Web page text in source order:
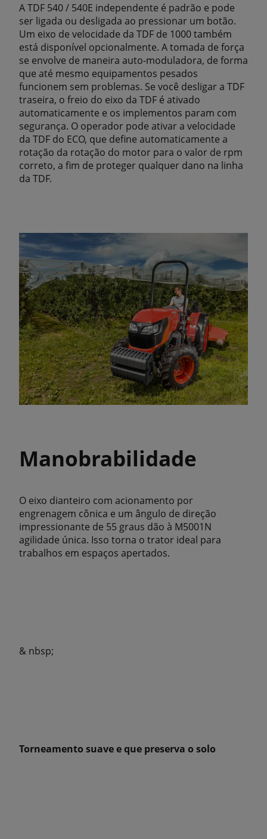
A TDF 540 / 540E independente é padrão e pode
ser ligada ou desligada ao pressionar um botão.
Um eixo de velocidade da TDF de 1000 também
está disponível opcionalmente. A tomada de força
se envolve de maneira auto-moduladora, de forma
que até mesmo equipamentos pesados ​​
funcionem sem problemas. Se você desligar a TDF
traseira, o freio do eixo da TDF é ativado
automaticamente e os implementos param com
segurança. O operador pode ativar a velocidade
da TDF do ECO, que define automaticamente a
rotação da rotação do motor para o valor de rpm
correto, a fim de proteger qualquer dano na linha
da TDF.
Manobrabilidade
O eixo dianteiro com acionamento por
engrenagem cônica e um ângulo de direção
impressionante de 55 graus dão à M5001N
agilidade única. Isso torna o trator ideal para
trabalhos em espaços apertados.
& nbsp;
Torneamento suave e que preserva o solo